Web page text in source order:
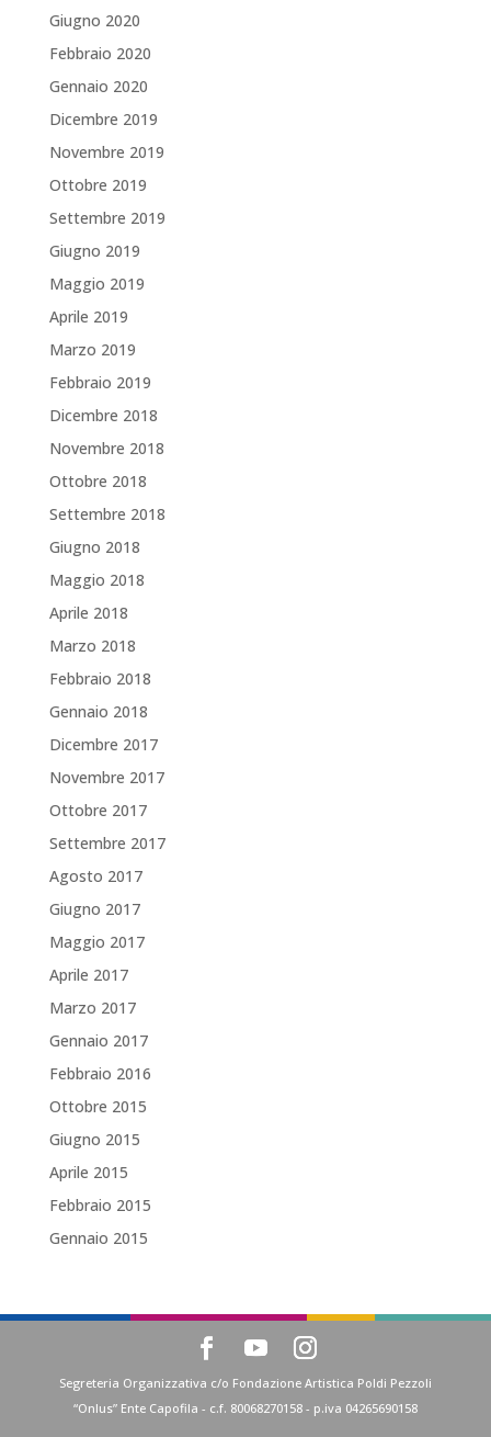
Giugno 2020
Febbraio 2020
Gennaio 2020
Dicembre 2019
Novembre 2019
Ottobre 2019
Settembre 2019
Giugno 2019
Maggio 2019
Aprile 2019
Marzo 2019
Febbraio 2019
Dicembre 2018
Novembre 2018
Ottobre 2018
Settembre 2018
Giugno 2018
Maggio 2018
Aprile 2018
Marzo 2018
Febbraio 2018
Gennaio 2018
Dicembre 2017
Novembre 2017
Ottobre 2017
Settembre 2017
Agosto 2017
Giugno 2017
Maggio 2017
Aprile 2017
Marzo 2017
Gennaio 2017
Febbraio 2016
Ottobre 2015
Giugno 2015
Aprile 2015
Febbraio 2015
Gennaio 2015
Segreteria Organizzativa c/o Fondazione Artistica Poldi Pezzoli
“Onlus” Ente Capofila - c.f. 80068270158 - p.iva 04265690158